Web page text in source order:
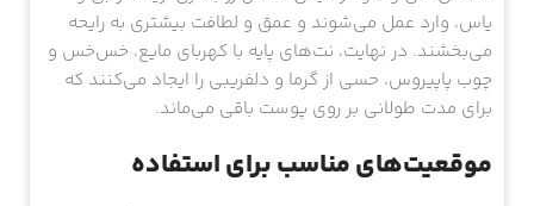
یاس، وارد عمل می‌شوند و عمق و لطافت بیشتری به رایحه
می‌بخشند. در نهایت، نت‌های پایه با کهربای مایع، خس‌خس و
چوب پاپیروس، حسی از گرما و دلفریبی را ایجاد می‌کنند که
برای مدت طولانی بر روی پوست باقی می‌ماند.
موقعیت‌های مناسب برای استفاده